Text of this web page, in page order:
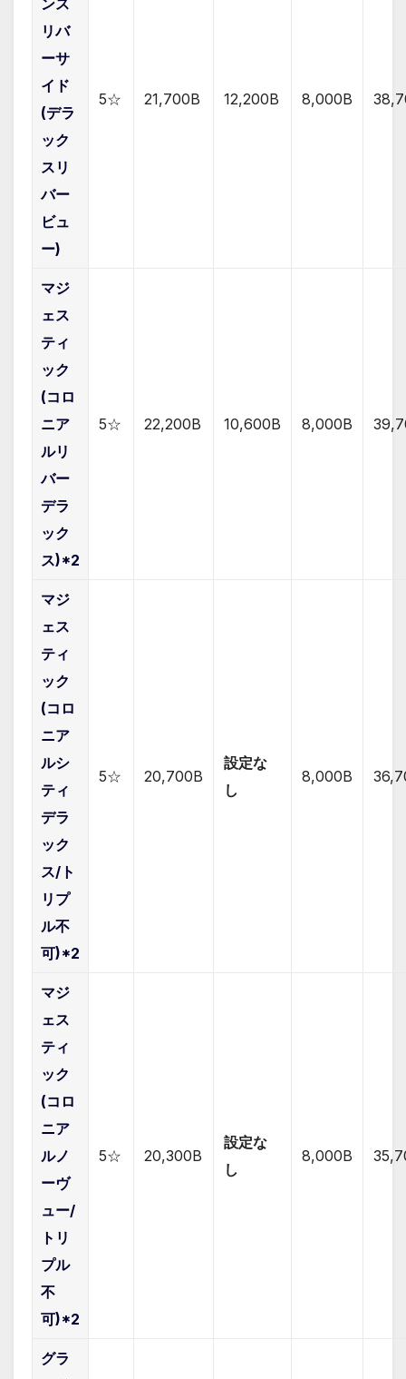
リバ
ーサ
イド
(デラ
ック
スリ
バー
ビュ
ー)
5☆ 21,700B 12,200B 8,000B
マジ
ェス
ティ
ック
(コロ
ニア
ルリ
バー
デラ
ック
ス)*2
5☆ 22,200B 10,600B 8,000B
マジ
ェス
ティ
ック
(コロ
ニア
ルシ
ティ
デラ
ック
ス/ト
リプ
ル不
可)*2
5☆ 20,700B
設定な
し
8,000B
マジ
ェス
ティ
ック
(コロ
ニア
ルノ
ーヴ
ュー/
トリ
プル
不
可)*2
5☆ 20,300B
設定な
し
8,000B
グラ